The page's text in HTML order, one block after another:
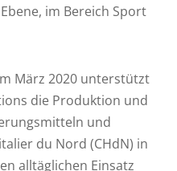
im Bereich Sport
März 2020 unterstützt
die Produktion und
und
du Nord (CHdN) in
alltäglichen Einsatz